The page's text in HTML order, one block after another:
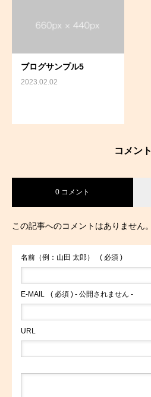
ブログサンプル5
2023.02.02
コメント
0 コメント
この記事へのコメントはありません。
名前（例：山田 太郎） ( 必須 )
E-MAIL ( 必須 ) - 公開されません -
URL